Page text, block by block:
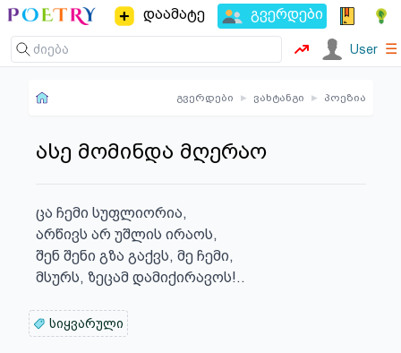
დაამატე გვერდები
User ☰
გვერდები ▸ ვახტანგი ▸ პოეზია
ასე მომინდა მღერაო
ცა ჩემი სუფლიორია,
არწივს არ უშლის ირაოს,
შენ შენი გზა გაქვს, მე ჩემი,
მსურს, ზეცამ დამიქირავოს!..
სიყვარული